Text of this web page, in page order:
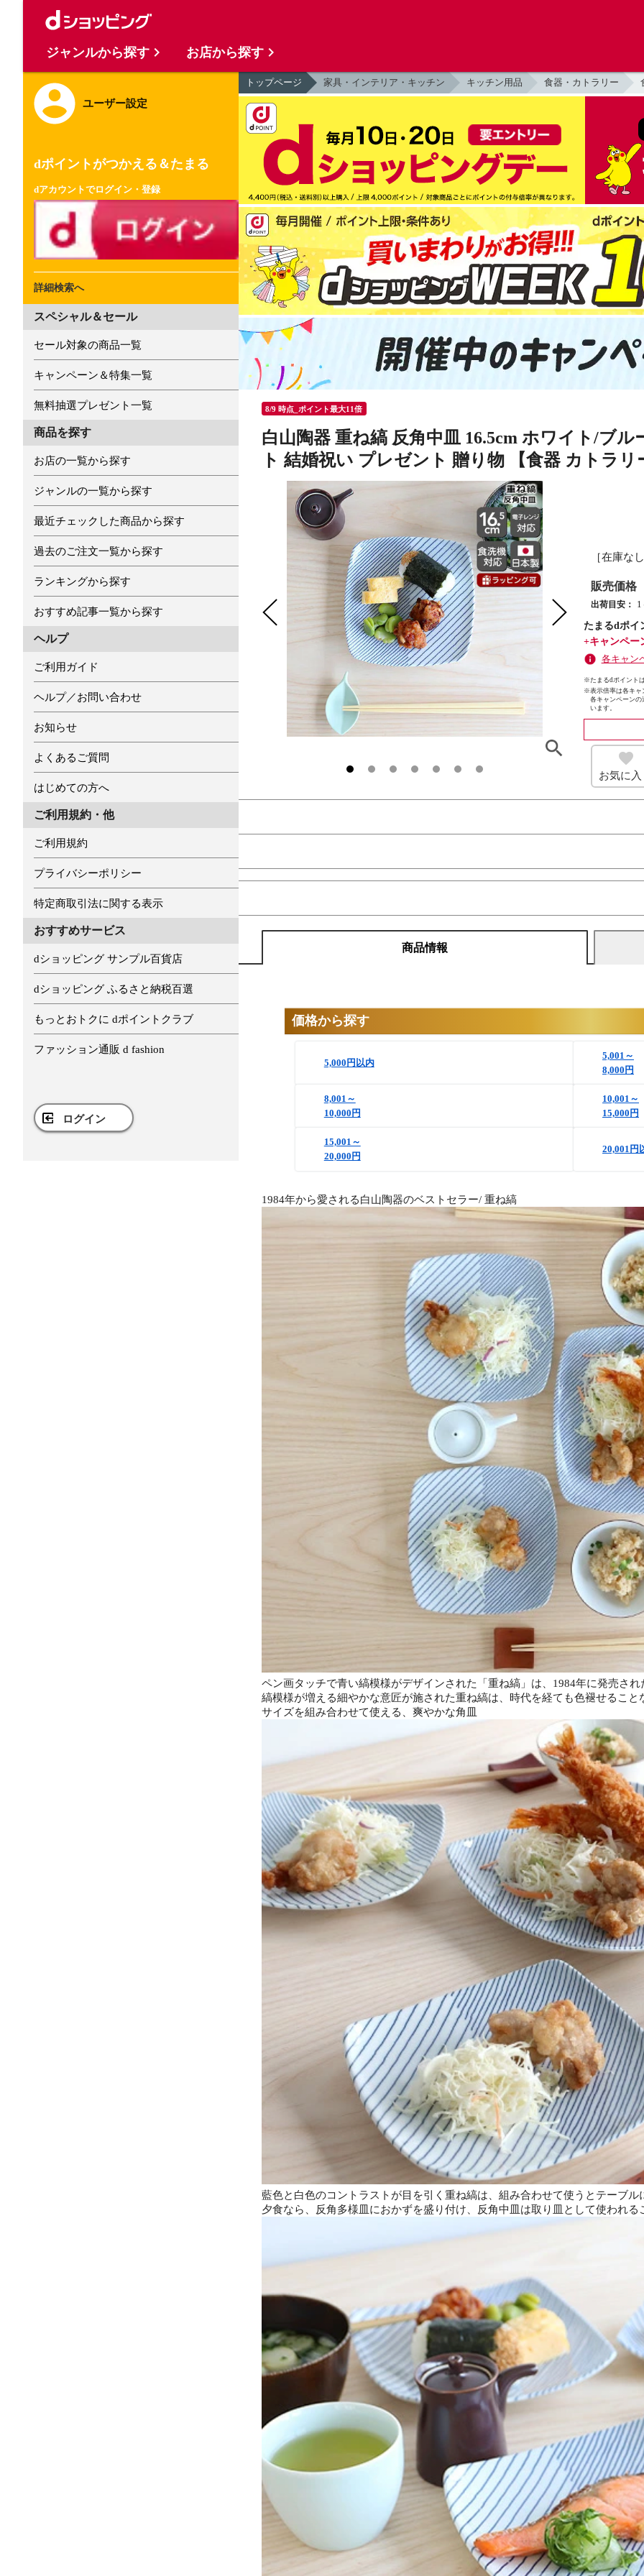
ユーザー設定
dポイントがつかえる＆たまる
dアカウントでログイン・登録
詳細検索へ
スペシャル＆セール
セール対象の商品一覧
キャンペーン＆特集一覧
無料抽選プレゼント一覧
商品を探す
お店の一覧から探す
ジャンルの一覧から探す
最近チェックした商品から探す
過去のご注文一覧から探す
ランキングから探す
おすすめ記事一覧から探す
ヘルプ
ご利用ガイド
ヘルプ／お問い合わせ
お知らせ
よくあるご質問
はじめての方へ
ご利用規約・他
ご利用規約
プライバシーポリシー
特定商取引法に関する表示
おすすめサービス
dショッピング サンプル百貨店
dショッピング ふるさと納税百選
もっとおトクに dポイントクラブ
ファッション通販 d fashion
ログイン
トップページ 家具・インテリア・キッチン キッチン用品 食器・カトラリー
8/9 時点_ポイント最大11倍
白山陶器 重ね縞 反角中皿 16.5cm ホワイト/ブ
ト 結婚祝い プレゼント 贈り物 【食器 カトラ
［在庫な
販売価格
出荷目安：
たまるdポイ
+キャンペー
各キャン
※たまるdポイント
※表示倍率は各キャ
各キャンペーンの
います。
お気に入
商品情報
価格から探す
5,000円以内
5,001～
8,000円
8,001～
10,000円
10,001～
15,000円
15,001～
20,000円
20,001円
1984年から愛される白山陶器のベストセラー/ 重ね縞
ペン画タッチで青い縞模様がデザインされた「重ね縞」は、1984年に発売さ
縞模様が増える細やかな意匠が施された重ね縞は、時代を経ても色褪せるこ
サイズを組み合わせて使える、爽やかな角皿
藍色と白色のコントラストが目を引く重ね縞は、組み合わせて使うとテーブ
夕食なら、反角多様皿におかずを盛り付け、反角中皿は取り皿として使われる
ジャンルから探す お店から探す